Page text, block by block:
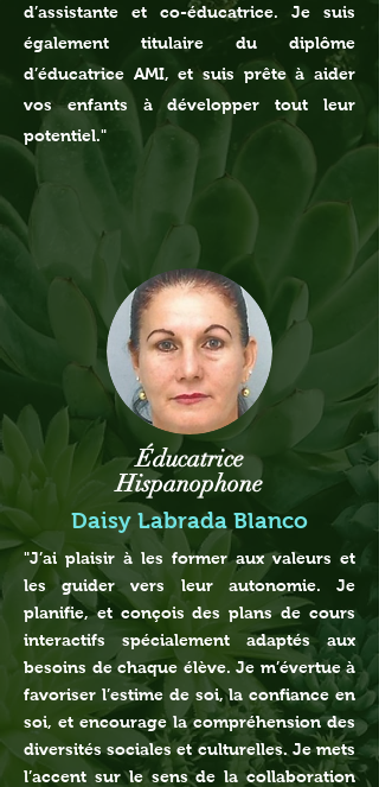
d’assistante et co-éducatrice. Je suis
également titulaire du diplôme
d’éducatrice AMI, et suis prête à aider
vos enfants à développer tout leur
potentiel."
Éducatrice
Hispanophone
Daisy Labrada Blanco
"J’ai plaisir à les former aux valeurs et
les guider vers leur autonomie. Je
planifie, et conçois des plans de cours
interactifs spécialement adaptés aux
besoins de chaque élève. Je m’évertue à
favoriser l’estime de soi, la confiance en
soi, et encourage la compréhension des
diversités sociales et culturelles. Je mets
l’accent sur le sens de la collaboration